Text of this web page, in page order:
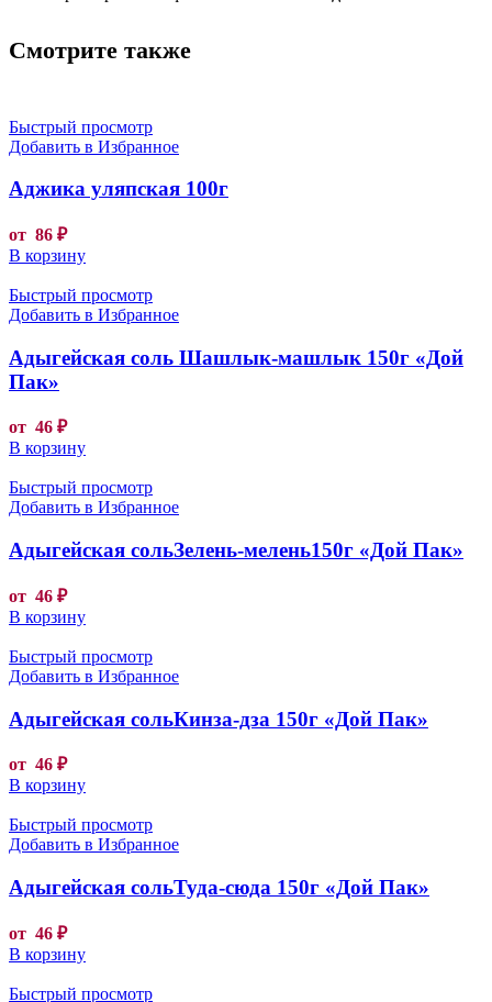
Смотрите также
Быстрый просмотр
Добавить в Избранное
Аджика уляпская 100г
от 86 ₽
В корзину
Быстрый просмотр
Добавить в Избранное
Адыгейская соль Шашлык-машлык 150г «Дой
Пак»
от 46 ₽
В корзину
Быстрый просмотр
Добавить в Избранное
Адыгейская сольЗелень-мелень150г «Дой Пак»
от 46 ₽
В корзину
Быстрый просмотр
Добавить в Избранное
Адыгейская сольКинза-дза 150г «Дой Пак»
от 46 ₽
В корзину
Быстрый просмотр
Добавить в Избранное
Адыгейская сольТуда-сюда 150г «Дой Пак»
от 46 ₽
В корзину
Быстрый просмотр